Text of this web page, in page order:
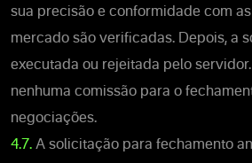
sua precisão e conformidade com
mercado são verificadas. Depois, a
executada ou rejeitada pelo
nenhuma comissão para o
negociações.
4.7. A solicitação para fechamento